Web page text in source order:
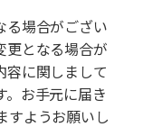
る場合がござい
更となる場合が
容に関しまして
。お手元に届き
すようお願いし